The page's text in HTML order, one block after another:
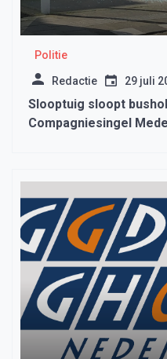
Politie
Redactie 29 juli
Slooptuig sloopt
Compagniesingel